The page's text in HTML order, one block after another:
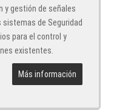
y gestión de señales
de Seguridad
para el control y
existentes.
Más información